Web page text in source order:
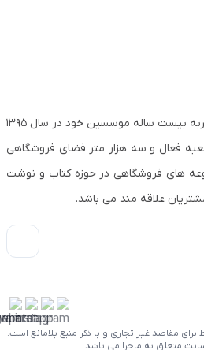
گروه کتاب ماجرا به پشتوانه تجربه بیست ساله موسسین خود در سال ۱۳۹۵
فعال و سه هزار متر فضای فروشگاهی
های فروشگاهی در حوزه کتاب و نوشت
علاقه مند می باشد.
مقاصد غیر تجاری و با ذکر منبع بلامانع است.
متعلق به ماجرا می باشد.